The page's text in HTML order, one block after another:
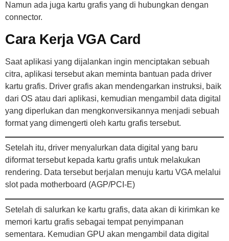
Namun ada juga kartu grafis yang di hubungkan dengan
connector.
Cara Kerja VGA Card
Saat aplikasi yang dijalankan ingin menciptakan sebuah
citra, aplikasi tersebut akan meminta bantuan pada driver
kartu grafis. Driver grafis akan mendengarkan instruksi, baik
dari OS atau dari aplikasi, kemudian mengambil data digital
yang diperlukan dan mengkonversikannya menjadi sebuah
format yang dimengerti oleh kartu grafis tersebut.
Setelah itu, driver menyalurkan data digital yang baru
diformat tersebut kepada kartu grafis untuk melakukan
rendering. Data tersebut berjalan menuju kartu VGA melalui
slot pada motherboard (AGP/PCI-E)
Setelah di salurkan ke kartu grafis, data akan di kirimkan ke
memori kartu grafis sebagai tempat penyimpanan
sementara. Kemudian GPU akan mengambil data digital